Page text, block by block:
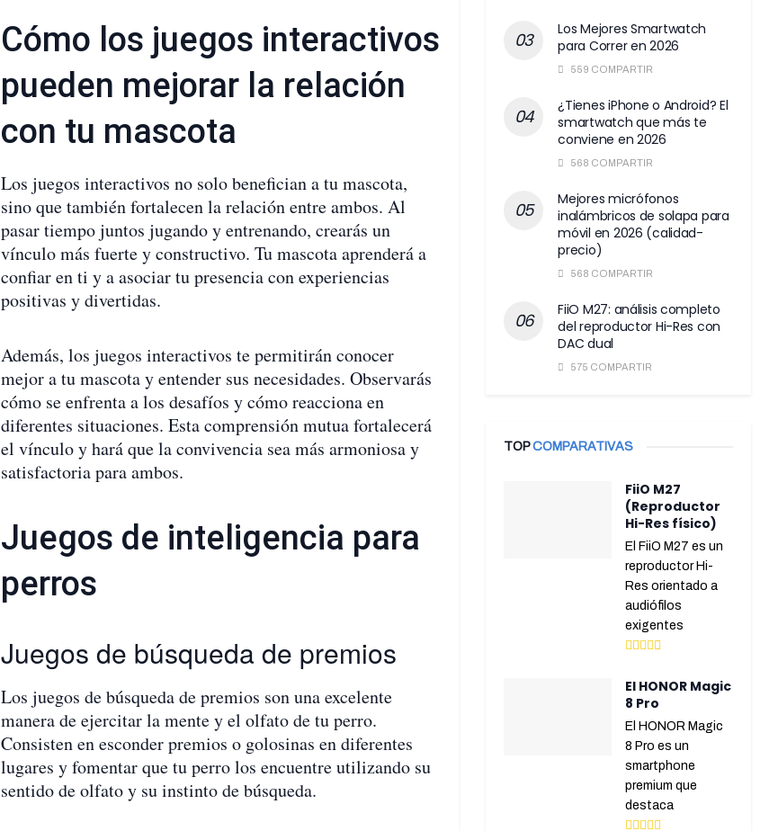
Cómo los juegos interactivos
pueden mejorar la relación
con tu mascota
Los juegos interactivos no solo benefician a tu mascota,
sino que también fortalecen la relación entre ambos. Al
pasar tiempo juntos jugando y entrenando, crearás un
vínculo más fuerte y constructivo. Tu mascota aprenderá a
confiar en ti y a asociar tu presencia con experiencias
positivas y divertidas.
Además, los juegos interactivos te permitirán conocer
mejor a tu mascota y entender sus necesidades. Observarás
cómo se enfrenta a los desafíos y cómo reacciona en
diferentes situaciones. Esta comprensión mutua fortalecerá
el vínculo y hará que la convivencia sea más armoniosa y
satisfactoria para ambos.
Juegos de inteligencia para
perros
Juegos de búsqueda de premios
Los juegos de búsqueda de premios son una excelente
manera de ejercitar la mente y el olfato de tu perro.
Consisten en esconder premios o golosinas en diferentes
lugares y fomentar que tu perro los encuentre utilizando su
sentido de olfato y su instinto de búsqueda.
Los Mejores Smartwatch
para Correr en 2026
559 COMPARTIR
¿Tienes iPhone o Android? El
smartwatch que más te
conviene en 2026
568 COMPARTIR
Mejores micrófonos
inalámbricos de solapa para
móvil en 2026 (calidad-
precio)
568 COMPARTIR
FiiO M27: análisis completo
del reproductor Hi-Res con
DAC dual
575 COMPARTIR
TOPCOMPARATIVAS
FiiO M27
(Reproductor
Hi-Res físico)
El FiiO M27 es un
reproductor Hi-
Res orientado a
audiófilos
exigentes
El HONOR Magic
8 Pro
El HONOR Magic
8 Pro es un
smartphone
premium que
destaca